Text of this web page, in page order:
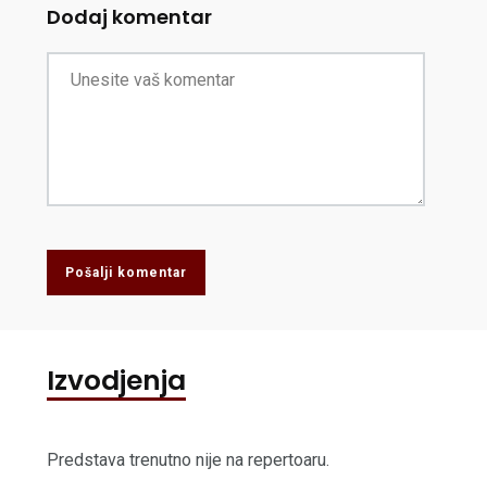
Dodaj komentar
Pošalji komentar
Izvodjenja
Predstava trenutno nije na repertoaru.